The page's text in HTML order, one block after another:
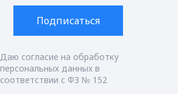
Подписаться
Даю согласие на обработку
персональных данных в
соответствии с ФЗ № 152